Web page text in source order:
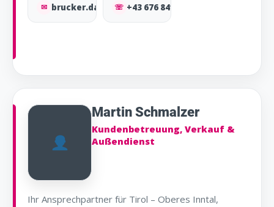
✉ brucker.daniel@osma.at
☏ +43 676 841 577 110
Martin Schmalzer
Kundenbetreuung, Verkauf &
Außendienst
Ihr Ansprechpartner für Tirol – Oberes Inntal,